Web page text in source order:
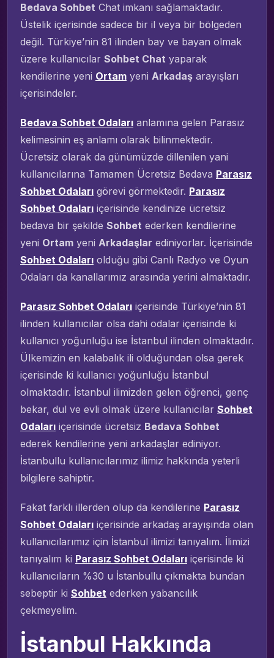
Bedava Sohbet Chat imkanı sağlamaktadır.
Üstelik içerisinde sadece bir il veya bir bölgeden
değil. Türkiye’nin 81 ilinden bay ve bayan olmak
üzere kullanıcılar Sohbet Chat yaparak
kendilerine yeni Ortam yeni Arkadaş arayışları
içerisindeler.
Bedava Sohbet Odaları anlamına gelen Parasız
kelimesinin eş anlamı olarak bilinmektedir.
Ücretsiz olarak da günümüzde dillenilen yani
kullanıcılarına Tamamen Ücretsiz Bedava Parasız
Sohbet Odaları görevi görmektedir. Parasız
Sohbet Odaları içerisinde kendinize ücretsiz
bedava bir şekilde Sohbet ederken kendilerine
yeni Ortam yeni Arkadaşlar ediniyorlar. İçerisinde
Sohbet Odaları olduğu gibi Canlı Radyo ve Oyun
Odaları da kanallarımız arasında yerini almaktadır.
Parasız Sohbet Odaları içerisinde Türkiye’nin 81
ilinden kullanıcılar olsa dahi odalar içerisinde ki
kullanıcı yoğunluğu ise İstanbul ilinden olmaktadır.
Ülkemizin en kalabalık ili olduğundan olsa gerek
içerisinde ki kullanıcı yoğunluğu İstanbul
olmaktadır. İstanbul ilimizden gelen öğrenci, genç
bekar, dul ve evli olmak üzere kullanıcılar Sohbet
Odaları içerisinde ücretsiz Bedava Sohbet
ederek kendilerine yeni arkadaşlar ediniyor.
İstanbullu kullanıcılarımız ilimiz hakkında yeterli
bilgilere sahiptir.
Fakat farklı illerden olup da kendilerine Parasız
Sohbet Odaları içerisinde arkadaş arayışında olan
kullanıcılarımız için İstanbul ilimizi tanıyalım. İlimizi
tanıyalım ki Parasız Sohbet Odaları içerisinde ki
kullanıcıların %30 u İstanbullu çıkmakta bundan
sebeptir ki Sohbet ederken yabancılık
çekmeyelim.
İstanbul Hakkında